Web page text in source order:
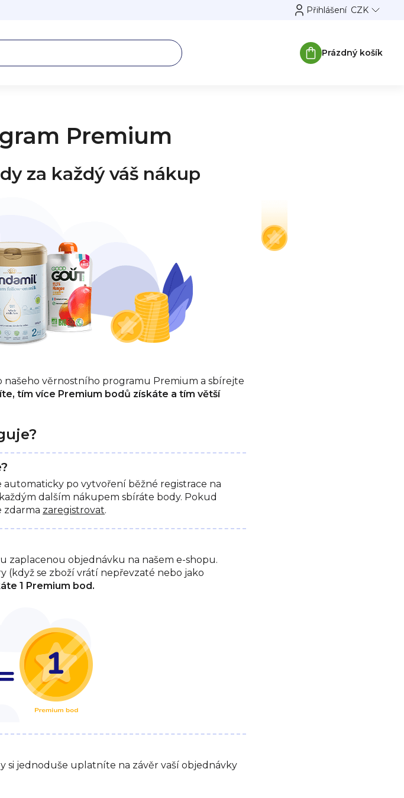
CZK
Přihlášení
Nákupní
Prázdný košík
Premium
za každý váš nákup
našeho věrnostního programu Premium a sbírejte
tím více Premium bodů získáte a tím větší
po vytvoření běžné registrace na
dalším nákupem sbíráte body. Pokud
zdarma zaregistrovat.
zaplacenou objednávku na našem e-shopu.
(když se zboží vrátí nepřevzaté nebo jako
1 Premium bod.
si jednoduše uplatníte na závěr vaší objednávky